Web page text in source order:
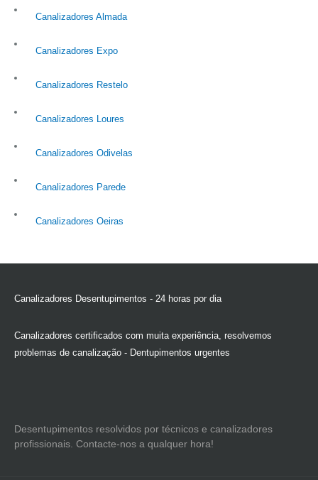
Canalizadores Almada
Canalizadores Expo
Canalizadores Restelo
Canalizadores Loures
Canalizadores Odivelas
Canalizadores Parede
Canalizadores Oeiras
Canalizadores Desentupimentos - 24 horas por dia
Canalizadores certificados com muita experiência, resolvemos
problemas de canalização - Dentupimentos urgentes
Desentupimentos resolvidos por técnicos e canalizadores
profissionais. Contacte-nos a qualquer hora!